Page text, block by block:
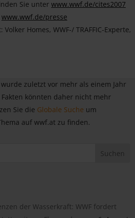
Sie unter www.wwf.de/cites2007
www.wwf.de/presse
Homes, WWF-/ TRAFFIC-Experte,
zuletzt vor mehr als einem Jahr
könnten daher nicht mehr
Sie die Globale Suche um
auf wwf.at zu finden.
der Wasserkraft: WWF fordert